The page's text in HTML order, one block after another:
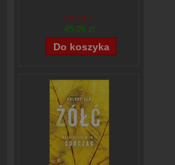
59,74 zł
45,06 zł